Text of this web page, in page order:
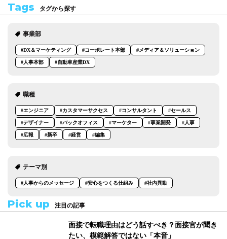
Tags タグから探す
事業部
#DX＆マーケティング #コーポレート本部 #メディア＆ソリューション
#人事本部 #自動車産業DX
職種
#エンジニア #カスタマーサクセス #コンサルタント #セールス
#デザイナー #バックオフィス #マーケター #事業開発 #人事
#広報 #新卒 #経営 #編集
テーマ別
#人事からのメッセージ #安心をつくる仕組み #社内異動
Pick up 注目の記事
面接で転職理由はどう話すべき？面接官が聞き
たい、模範解答ではない「本音」